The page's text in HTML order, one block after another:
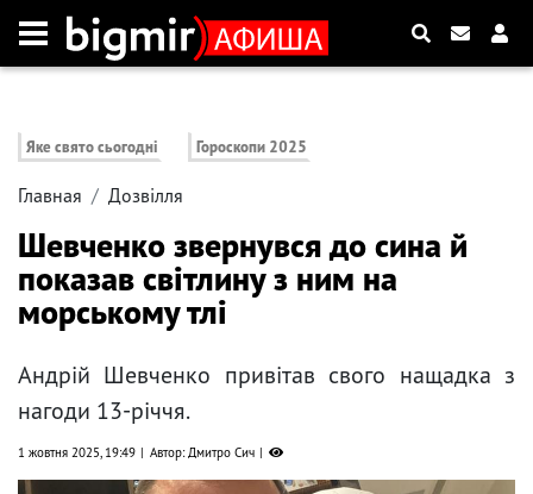
Яке свято сьогодні Гороскопи 2025
Главная Дозвілля
Шевченко звернувся до сина й
показав світлину з ним на
морському тлі
Андрій Шевченко привітав свого нащадка з
нагоди 13-річчя.
1 жовтня 2025, 19:49 Автор: Дмитро Сич